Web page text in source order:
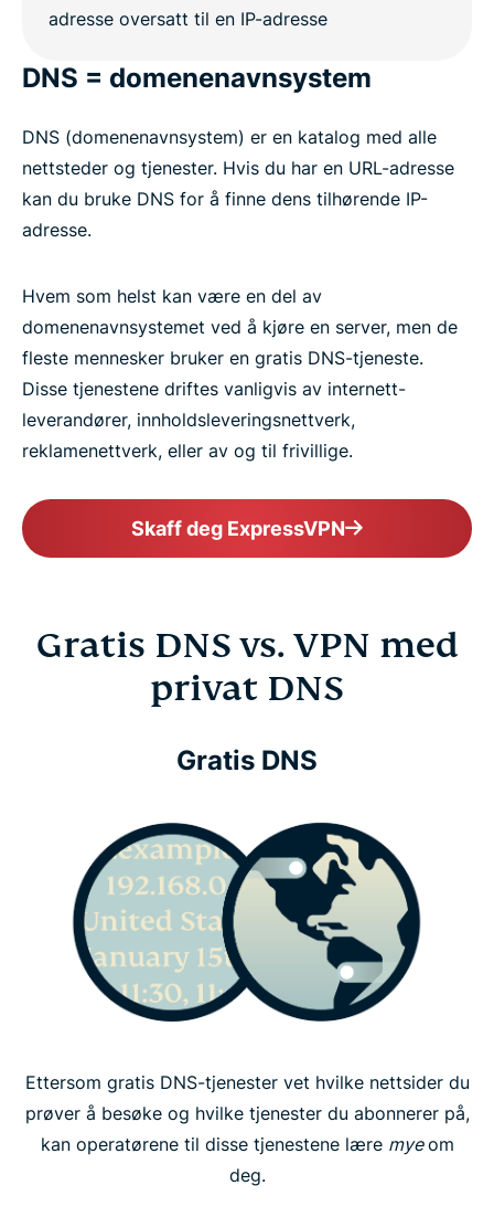
DNS = domenenavnsystem
DNS (domenenavnsystem) er en katalog med alle
nettsteder og tjenester. Hvis du har en URL-adresse
kan du bruke DNS for å finne dens tilhørende IP-
adresse.
Hvem som helst kan være en del av
domenenavnsystemet ved å kjøre en server, men de
fleste mennesker bruker en gratis DNS-tjeneste.
Disse tjenestene driftes vanligvis av internett-
leverandører, innholdsleveringsnettverk,
reklamenettverk, eller av og til frivillige.
Skaff deg ExpressVPN
Gratis DNS vs. VPN med
privat DNS
Gratis DNS
Ettersom gratis DNS-tjenester vet hvilke nettsider du
prøver å besøke og hvilke tjenester du abonnerer på,
kan operatørene til disse tjenestene lære myeom
deg.